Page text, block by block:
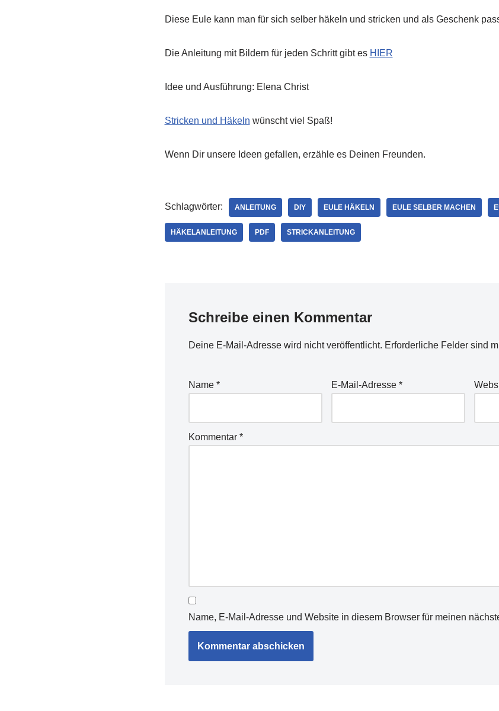
Diese Eule kann man für sich selber häkeln und stricken und als Geschenk
Die Anleitung mit Bildern für jeden Schritt gibt es HIER
Idee und Ausführung: Elena Christ
Stricken und Häkeln wünscht viel Spaß!
Wenn Dir unsere Ideen gefallen, erzähle es Deinen Freunden.
Schlagwörter: ANLEITUNG DIY EULE HÄKELN EULE SELBER MACHEN
HÄKELANLEITUNG PDF STRICKANLEITUNG
Schreibe einen Kommentar
Deine E-Mail-Adresse wird nicht veröffentlicht. Erforderliche Felder sind
Name * E-Mail-Adresse *
Kommentar *
Name, E-Mail-Adresse und Website in diesem Browser für meinen